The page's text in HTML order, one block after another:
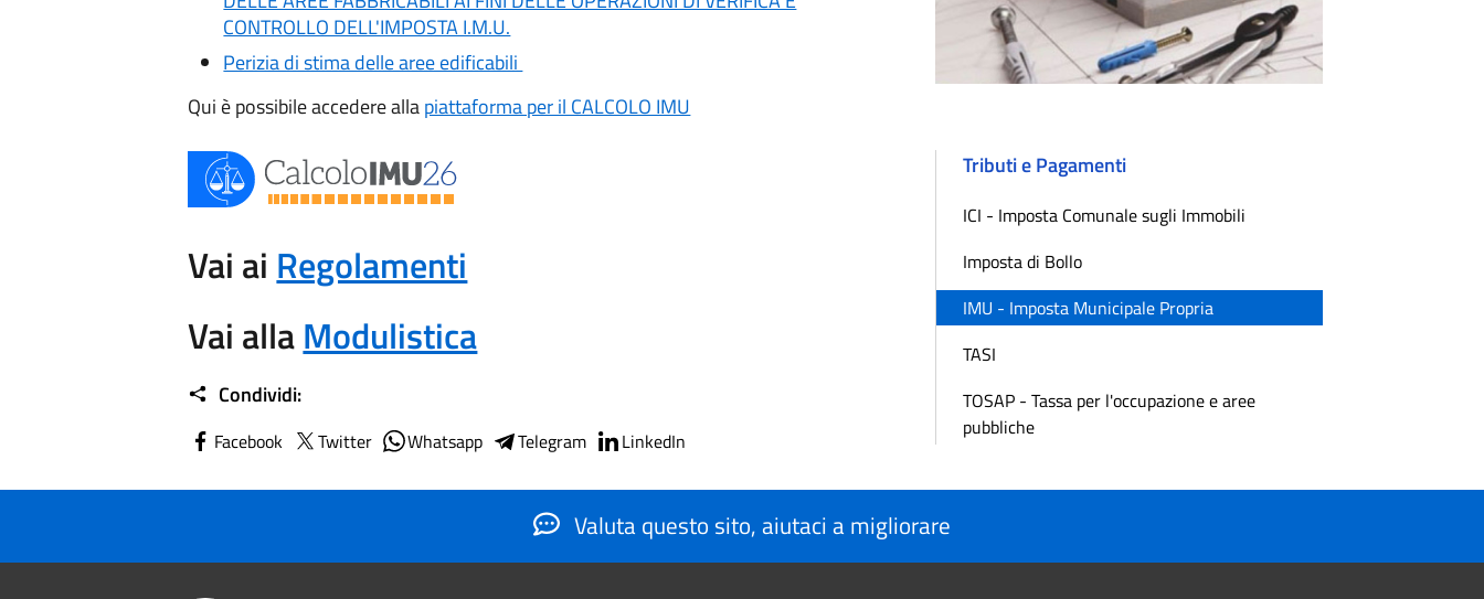
CONTROLLO DELL'IMPOSTA I.M.U.
Perizia di stima delle aree edificabili
Qui è possibile accedere allapiattaforma per il CALCOLO IMU
Vai ai Regolamenti
Vai allaModulistica
Condividi:
Facebook Twitter Whatsapp Telegram LinkedIn
Tributi e Pagamenti
ICI - Imposta Comunale sugli Immobili
Imposta di Bollo
IMU - Imposta Municipale Propria
TASI
TOSAP - Tassa per l'occupazione e aree
pubbliche
Valuta questo sito, aiutaci a migliorare